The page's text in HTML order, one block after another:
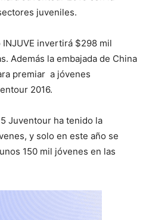
juveniles.
invertirá $298 mil
Además la embajada de China
premiar a jóvenes
2016.
Juventour ha tenido la
y solo en este año se
150 mil jóvenes en las